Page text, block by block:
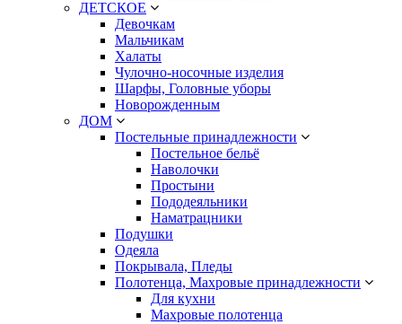
ДЕТСКОЕ
Девочкам
Мальчикам
Халаты
Чулочно-носочные изделия
Шарфы, Головные уборы
Новорожденным
ДОМ
Постельные принадлежности
Постельное бельё
Наволочки
Простыни
Пододеяльники
Наматрацники
Подушки
Одеяла
Покрывала, Пледы
Полотенца, Махровые принадлежности
Для кухни
Махровые полотенца